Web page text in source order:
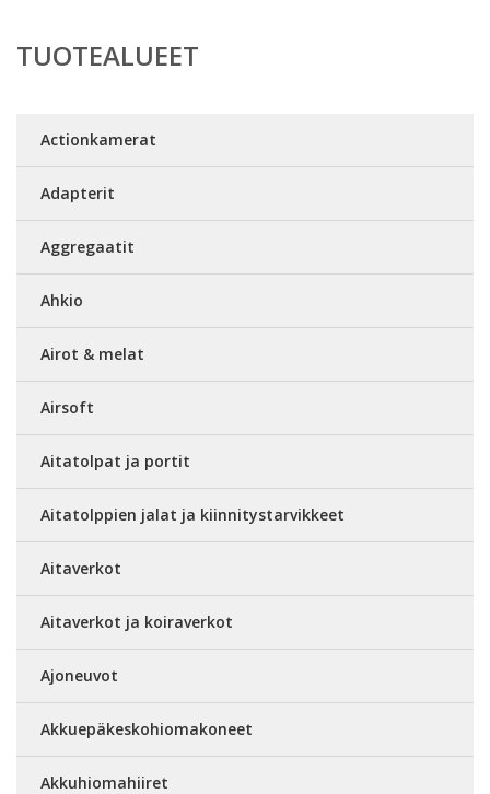
TUOTEALUEET
Actionkamerat
Adapterit
Aggregaatit
Ahkio
Airot & melat
Airsoft
Aitatolpat ja portit
Aitatolppien jalat ja kiinnitystarvikkeet
Aitaverkot
Aitaverkot ja koiraverkot
Ajoneuvot
Akkuepäkeskohiomakoneet
Akkuhiomahiiret